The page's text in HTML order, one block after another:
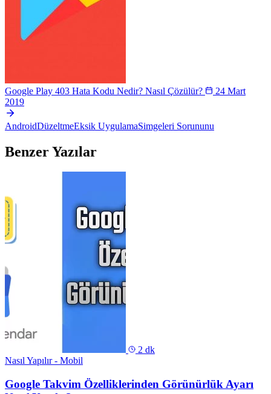
Google Play 403 Hata Kodu Nedir? Nasıl Çözülür?
24 Mart
2019
AndroidDüzeltmeEksik UygulamaSimgeleri Sorununu
Benzer Yazılar
2 dk
Nasıl Yapılır - Mobil
Google Takvim Özelliklerinden Görünürlük Ayarı